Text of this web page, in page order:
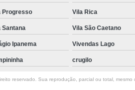
Progresso Vila Rica
Santana Vila São Caetano
Ipanema Vivendas Lago
crugilo
reservado. Sua reprodução, parcial ou total,